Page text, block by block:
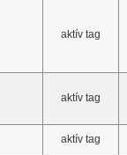
aktív tag
aktív tag
aktív tag